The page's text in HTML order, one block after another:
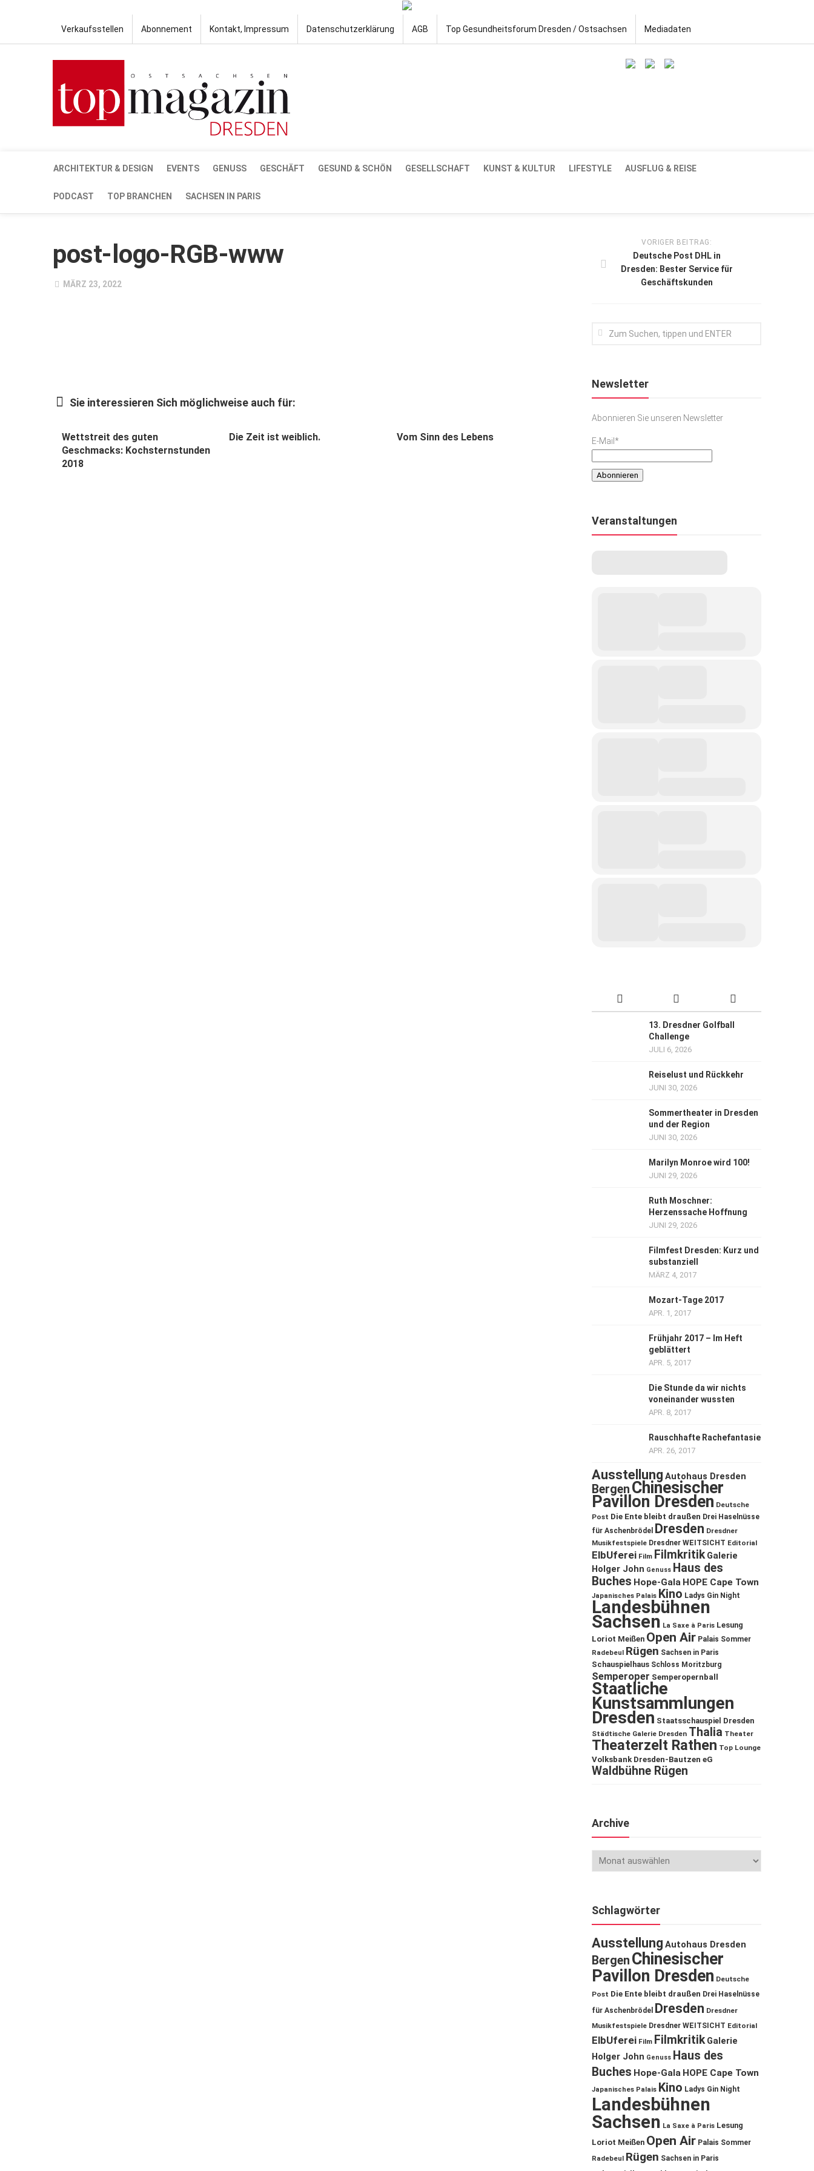
Verkaufsstellen Abonnement Kontakt, Impressum Datenschutzerklärung AGB Top Gesundheitsforum Dresden / Ostsachsen Mediadaten
ARCHITEKTUR & DESIGN EVENTS GENUSS GESCHÄFT GESUND & SCHÖN GESELLSCHAFT KUNST & KULTUR LIFESTYLE AUSFLUG & REISE
PODCAST TOP BRANCHEN SACHSEN IN PARIS
post-logo-RGB-www
MÄRZ 23, 2022
Sie interessieren Sich möglichweise auch für:
Wettstreit des guten
Geschmacks: Kochsternstunden
2018
Die Zeit ist weiblich. Vom Sinn des Lebens
VORIGER BEITRAG:
Deutsche Post DHL in
Dresden: Bester Service für
Geschäftskunden
Newsletter
Abonnieren Sie unseren Newsletter
E-Mail*
Veranstaltungen
13. Dresdner Golfball
Challenge
JULI 6, 2026
Reiselust und Rückkehr
JUNI 30, 2026
Sommertheater in Dresden
und der Region
JUNI 30, 2026
Marilyn Monroe wird 100!
JUNI 29, 2026
Ruth Moschner:
Herzenssache Hoffnung
JUNI 29, 2026
Filmfest Dresden: Kurz und
substanziell
MÄRZ 4, 2017
Mozart-Tage 2017
APR. 1, 2017
Frühjahr 2017 – Im Heft
geblättert
APR. 5, 2017
Die Stunde da wir nichts
voneinander wussten
APR. 8, 2017
Rauschhafte Rachefantasie
APR. 26, 2017
Ausstellung Autohaus Dresden
Bergen Chinesischer
Pavillon Dresden Deutsche
Post Die Ente bleibt draußen Drei Haselnüsse
für Aschenbrödel
Dresden Dresdner
Musikfestspiele Dresdner WEITSICHT Editorial
ElbUferei Film Filmkritik Galerie
Holger John Genuss Haus des
Buches Hope-Gala HOPE Cape Town
Japanisches Palais Kino Ladys Gin Night
Landesbühnen
Sachsen La Saxe à Paris Lesung
Loriot Meißen Open Air Palais Sommer
Radebeul Rügen Sachsen in Paris
Schauspielhaus Schloss Moritzburg
Semperoper Semperopernball
Staatliche
Kunstsammlungen
Dresden Staatsschauspiel Dresden
Städtische Galerie Dresden Thalia Theater
Theaterzelt Rathen Top Lounge
Volksbank Dresden-Bautzen eG
Waldbühne Rügen
Archive
Schlagwörter
Ausstellung Autohaus Dresden
Bergen Chinesischer
Pavillon Dresden Deutsche
Post Die Ente bleibt draußen Drei Haselnüsse
für Aschenbrödel
Dresden Dresdner
Musikfestspiele Dresdner WEITSICHT Editorial
ElbUferei Film Filmkritik Galerie
Holger John Genuss Haus des
Buches Hope-Gala HOPE Cape Town
Japanisches Palais Kino Ladys Gin Night
Landesbühnen
Sachsen La Saxe à Paris Lesung
Loriot Meißen Open Air Palais Sommer
Radebeul Rügen Sachsen in Paris